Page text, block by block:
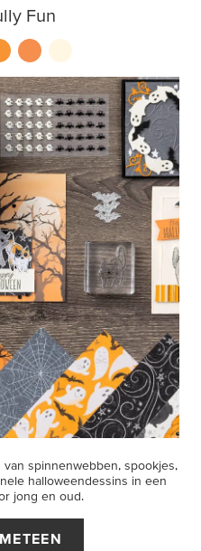
Fun
spinnenwebben, spookjes,
halloweendessins in een
jong en oud.